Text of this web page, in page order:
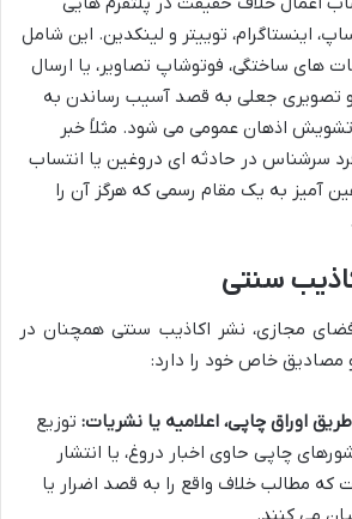
اینستاگرام، توییتر و لینکدین. این شامل
های ساختگی، فوتوشاپ تصاویر، یا ارسال
تصویری جعلی به قصد آسیب رساندن به
تشویش اذهان عمومی می شود. مثلاً خبر
سرشناس در حادثه ای دروغین یا انتساب
آمیز به یک مقام رسمی که هرگز آن را
سنتی
مجازی، نشر اکاذیب سنتی همچنان در
مصادیق خاص خود را دارد:
اوراق چاپی، اعلامیه یا نشریات: توزیع
چاپی حاوی اخبار دروغ، یا انتشار
که مطالب خلاف واقع را به قصد اضرار یا